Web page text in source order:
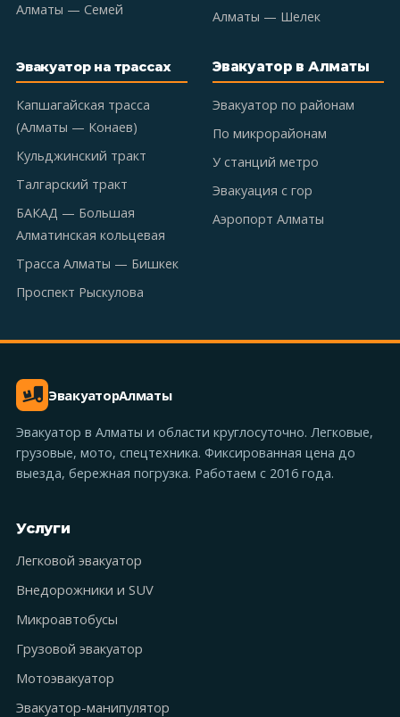
Алматы — Семей
Алматы — Шелек
Эвакуатор на трассах
Капшагайская трасса
(Алматы — Конаев)
Кульджинский тракт
Талгарский тракт
БАКАД — Большая
Алматинская кольцевая
Трасса Алматы — Бишкек
Проспект Рыскулова
Эвакуатор в Алматы
Эвакуатор по районам
По микрорайонам
У станций метро
Эвакуация с гор
Аэропорт Алматы
ЭвакуаторАлматы
Эвакуатор в Алматы и области круглосуточно. Легковые,
грузовые, мото, спецтехника. Фиксированная цена до
выезда, бережная погрузка. Работаем с 2016 года.
Услуги
Легковой эвакуатор
Внедорожники и SUV
Микроавтобусы
Грузовой эвакуатор
Мотоэвакуатор
Эвакуатор-манипулятор